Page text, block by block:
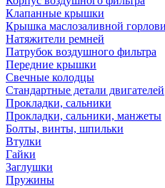
Клапанные крышки
Крышка маслозаливной
Натяжители ремней
Патрубок воздушного фильтра
Передние крышки
Свечные колодцы
Стандартные детали двигателей
Прокладки, сальники
Прокладки, сальники, манжеты
Болты, винты, шпильки
Втулки
Гайки
Заглушки
Пружины